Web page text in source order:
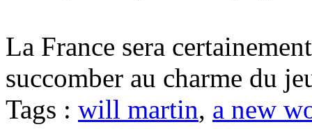
La France sera
succomber au charme du
Tags : will martin, a new